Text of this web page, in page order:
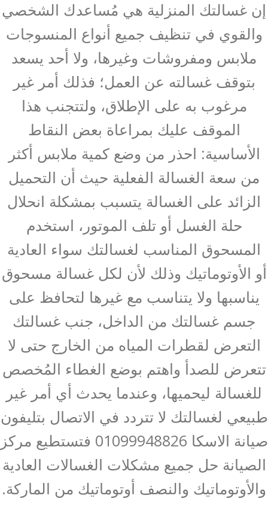
إن غسالتك المنزلية هي مُساعدك الشخصي
والقوي في تنظيف جميع أنواع المنسوجات
ملابس ومفروشات وغيرها، ولا أحد يسعد
بتوقف غسالته عن العمل؛ فذلك أمر غير
مرغوب به على الإطلاق، ولتتجنب هذا
الموقف عليك بمراعاة بعض النقاط
الأساسية: احذر من وضع كمية ملابس أكثر
من سعة الغسالة الفعلية حيث أن التحميل
الزائد على الغسالة يتسبب بمشكلة انحلال
حلة الغسل أو تلف الموتور، استخدم
المسحوق المناسب لغسالتك سواء العادية
أو الأوتوماتيك وذلك لأن لكل غسالة مسحوق
يناسبها ولا يتناسب مع غيرها لتحافظ على
جسم غسالتك من الداخل، جنب غسالتك
التعرض لقطرات المياه من الخارج حتى لا
تتعرض للصدأ واهتم بوضع الغطاء المُخصص
للغسالة ليحميها، وعندما يحدث أي أمر غير
طبيعي لغسالتك لا تتردد في الاتصال بتليفون
صيانة الاسكا 01099948826 فتستطيع مركز
الصيانة حل جميع مشكلات الغسالات العادية
والأوتوماتيك والنصف أوتوماتيك من الماركة.